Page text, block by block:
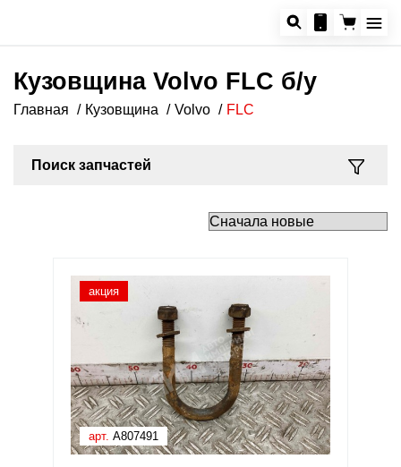
Кузовщина Volvo FLC б/у
Главная Кузовщина Volvo FLC
Поиск запчастей
акция
арт. A807491